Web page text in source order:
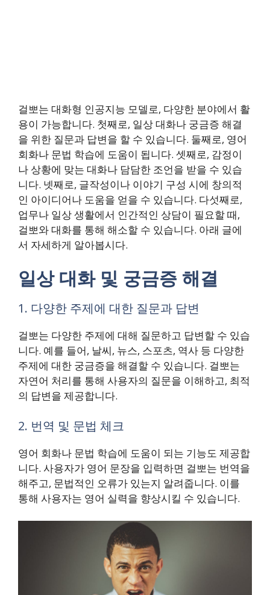
걸뽀는 대화형 인공지능 모델로, 다양한 분야에서 활
용이 가능합니다. 첫째로, 일상 대화나 궁금증 해결
을 위한 질문과 답변을 할 수 있습니다. 둘째로, 영어
회화나 문법 학습에 도움이 됩니다. 셋째로, 감정이
나 상황에 맞는 대화나 담담한 조언을 받을 수 있습
니다. 넷째로, 글작성이나 이야기 구성 시에 창의적
인 아이디어나 도움을 얻을 수 있습니다. 다섯째로,
업무나 일상 생활에서 인간적인 상담이 필요할 때,
걸뽀와 대화를 통해 해소할 수 있습니다. 아래 글에
서 자세하게 알아봅시다.
일상 대화 및 궁금증 해결
1. 다양한 주제에 대한 질문과 답변
걸뽀는 다양한 주제에 대해 질문하고 답변할 수 있습
니다. 예를 들어, 날씨, 뉴스, 스포츠, 역사 등 다양한
주제에 대한 궁금증을 해결할 수 있습니다. 걸뽀는
자연어 처리를 통해 사용자의 질문을 이해하고, 최적
의 답변을 제공합니다.
2. 번역 및 문법 체크
영어 회화나 문법 학습에 도움이 되는 기능도 제공합
니다. 사용자가 영어 문장을 입력하면 걸뽀는 번역을
해주고, 문법적인 오류가 있는지 알려줍니다. 이를
통해 사용자는 영어 실력을 향상시킬 수 있습니다.